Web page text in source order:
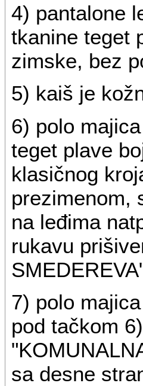
4) pantalone
tkanine teget
zimske, bez
5) kaiš je
6) polo
teget plave
klasičnog
prezimenom,
na leđima
rukavu
7) polo
pod tačkom
sa desne